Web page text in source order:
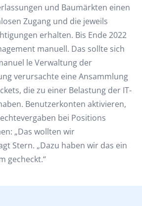
und Baumärkten einen
Zugang und die jeweils
erhalten. Bis Ende 2022
manuell. Das sollte sich
le Verwaltung der
verursachte eine Ansammlung
die zu einer Belastung der IT-
Benutzerkonten aktivieren,
bei Positions
„Das wollten wir
Stern. „Dazu haben wir das ein
gecheckt.“